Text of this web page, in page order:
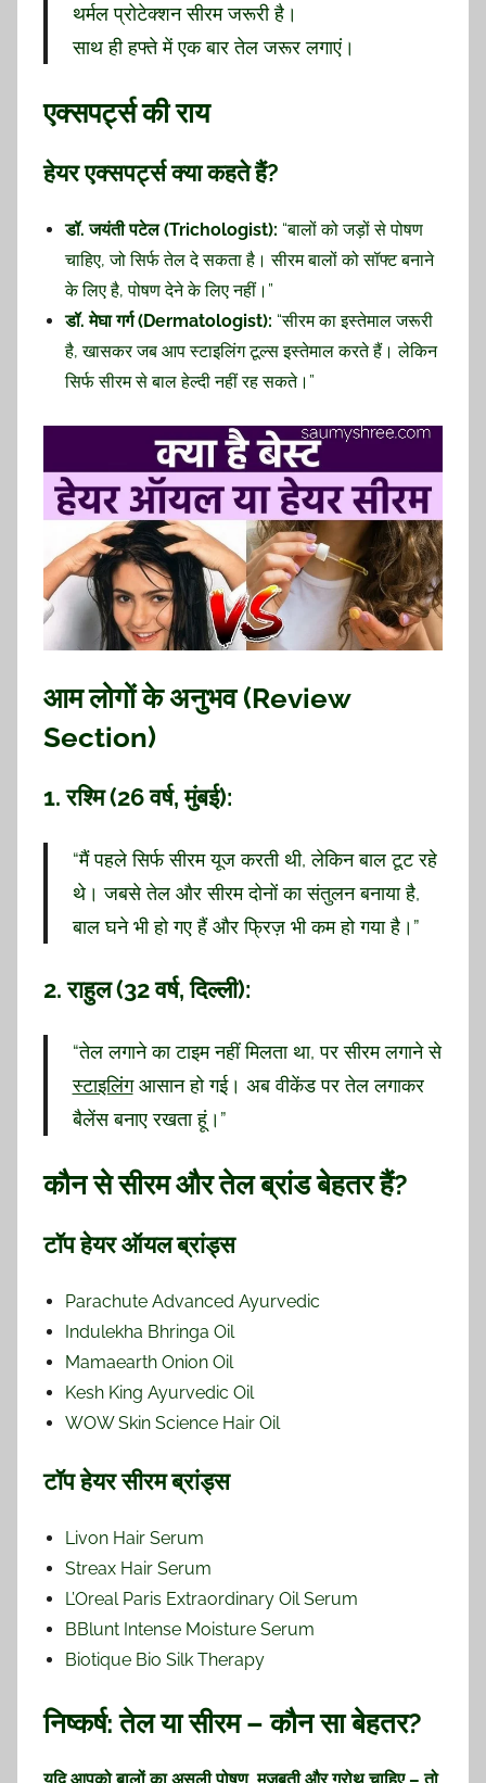
थर्मल प्रोटेक्शन सीरम जरूरी है।
साथ ही हफ्ते में एक बार तेल जरूर लगाएं।
एक्सपर्ट्स की राय
हेयर एक्सपर्ट्स क्या कहते हैं?
डॉ. जयंती पटेल (Trichologist): “बालों को जड़ों से पोषण
चाहिए, जो सिर्फ तेल दे सकता है। सीरम बालों को सॉफ्ट बनाने
के लिए है, पोषण देने के लिए नहीं।”
डॉ. मेघा गर्ग (Dermatologist): “सीरम का इस्तेमाल जरूरी
है, खासकर जब आप स्टाइलिंग टूल्स इस्तेमाल करते हैं। लेकिन
सिर्फ सीरम से बाल हेल्दी नहीं रह सकते।”
आम लोगों के अनुभव (Review
Section)
1.रश्मि (26 वर्ष, मुंबई):
“मैं पहले सिर्फ सीरम यूज करती थी, लेकिन बाल टूट रहे
थे। जबसे तेल और सीरम दोनों का संतुलन बनाया है,
बाल घने भी हो गए हैं और फ्रिज़ भी कम हो गया है।”
2.राहुल (32 वर्ष, दिल्ली):
“तेल लगाने का टाइम नहीं मिलता था, पर सीरम लगाने से
स्टाइलिंगआसान हो गई। अब वीकेंड पर तेल लगाकर
बैलेंस बनाए रखता हूं।”
कौन से सीरम और तेल ब्रांड बेहतर हैं?
टॉप हेयर ऑयल ब्रांड्स
Parachute Advanced Ayurvedic
Indulekha Bhringa Oil
Mamaearth Onion Oil
Kesh King Ayurvedic Oil
WOW Skin Science Hair Oil
टॉप हेयर सीरम ब्रांड्स
Livon Hair Serum
Streax Hair Serum
L’Oreal Paris Extraordinary Oil Serum
BBlunt Intense Moisture Serum
Biotique Bio Silk Therapy
निष्कर्ष: तेल या सीरम – कौन सा बेहतर?
यदि आपको बालों का असली पोषण, मजबूती और ग्रोथ चाहिए – तो